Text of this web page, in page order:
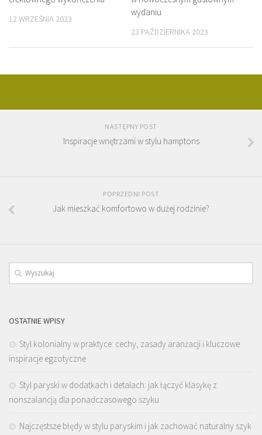
12 WRZEŚNIA 2023
wydaniu
23 PAŹDZIERNIKA 2023
NASTĘPNY POST
Inspiracje wnętrzami w stylu hamptons
POPRZEDNI POST
Jak mieszkać komfortowo w dużej rodzinie?
OSTATNIE WPISY
Styl kolonialny w praktyce: cechy, zasady aranżacji i kluczowe
inspiracje egzotyczne
Styl paryski w dodatkach i detalach: jak łączyć klasykę z
nonszalancją dla ponadczasowego szyku
Najczęstsze błędy w stylu paryskim i jak zachować naturalny szyk